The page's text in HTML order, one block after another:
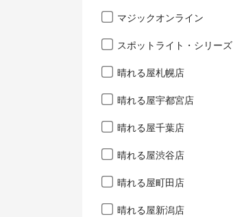
マジックオンライン
スポットライト・シリーズ
晴れる屋札幌店
晴れる屋宇都宮店
晴れる屋千葉店
晴れる屋渋谷店
晴れる屋町田店
晴れる屋新潟店